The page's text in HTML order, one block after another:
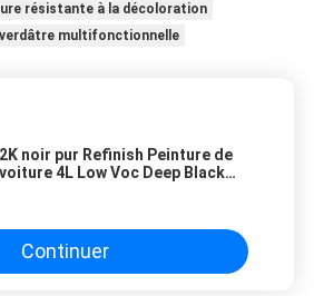
résistante à la décoloration
multifonctionnelle
2K noir pur Refinish Peinture de
voiture 4L Low Voc Deep Black
Continuer